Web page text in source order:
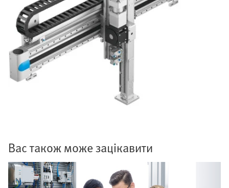
Вас також може зацікавити